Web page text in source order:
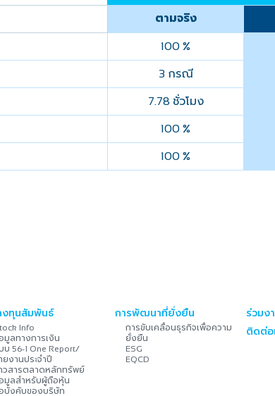
ตามจริง
100 %
3 กรณี
7.78 ชั่วโมง
100 %
100 %
งทุนสัมพันธ์
Info
มูลทางการเงิน
บ 56-1 One Report/
ยงานประจำปี
วสารตลาดหลักทรัพย์
มูลสำหรับผู้ถือหุ้น
บังคับของบริษัท
การพัฒนาที่ยั่งยืน
การขับเคลื่อนธุรกิจเพื่อความ
ยั่งยืน
ESG
EQCD
ร่วมง
ติดต่อ